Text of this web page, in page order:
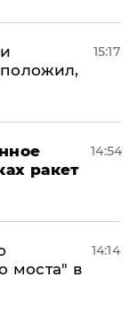
15:17
ракет
14:54
моста" в
14:14